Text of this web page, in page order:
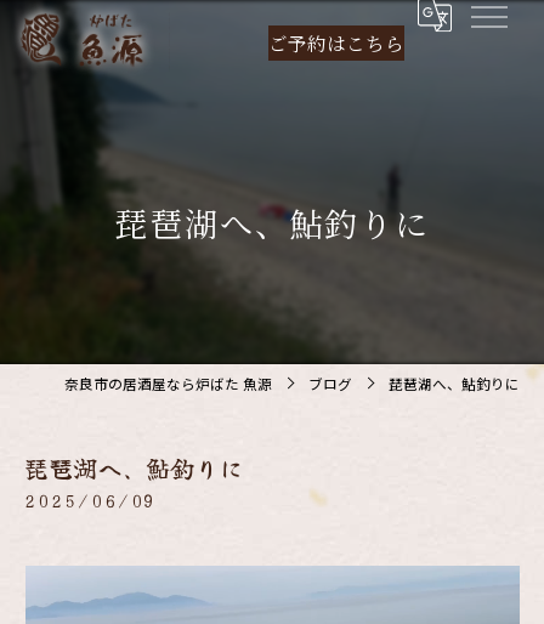
ご予約はこちら
琵琶湖へ、鮎釣りに
奈良市の居酒屋なら炉ばた 魚源 ブログ 琵琶湖へ、鮎釣りに
琵琶湖へ、鮎釣りに
2025/06/09